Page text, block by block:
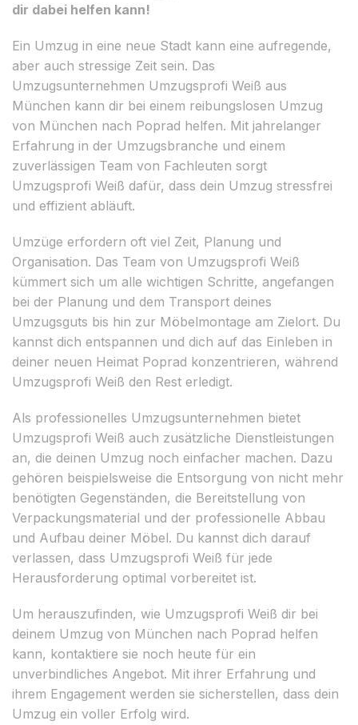
dir dabei helfen kann!
Ein Umzug in eine neue Stadt kann eine aufregende,
aber auch stressige Zeit sein. Das
Umzugsunternehmen Umzugsprofi Weiß aus
München kann dir bei einem reibungslosen Umzug
von München nach Poprad helfen. Mit jahrelanger
Erfahrung in der Umzugsbranche und einem
zuverlässigen Team von Fachleuten sorgt
Umzugsprofi Weiß dafür, dass dein Umzug stressfrei
und effizient abläuft.
Umzüge erfordern oft viel Zeit, Planung und
Organisation. Das Team von Umzugsprofi Weiß
kümmert sich um alle wichtigen Schritte, angefangen
bei der Planung und dem Transport deines
Umzugsguts bis hin zur Möbelmontage am Zielort. Du
kannst dich entspannen und dich auf das Einleben in
deiner neuen Heimat Poprad konzentrieren, während
Umzugsprofi Weiß den Rest erledigt.
Als professionelles Umzugsunternehmen bietet
Umzugsprofi Weiß auch zusätzliche Dienstleistungen
an, die deinen Umzug noch einfacher machen. Dazu
gehören beispielsweise die Entsorgung von nicht mehr
benötigten Gegenständen, die Bereitstellung von
Verpackungsmaterial und der professionelle Abbau
und Aufbau deiner Möbel. Du kannst dich darauf
verlassen, dass Umzugsprofi Weiß für jede
Herausforderung optimal vorbereitet ist.
Um herauszufinden, wie Umzugsprofi Weiß dir bei
deinem Umzug von München nach Poprad helfen
kann, kontaktiere sie noch heute für ein
unverbindliches Angebot. Mit ihrer Erfahrung und
ihrem Engagement werden sie sicherstellen, dass dein
Umzug ein voller Erfolg wird.